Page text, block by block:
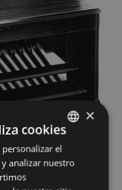
BASQUE
SPANISH
×
cookies
el
analizar nuestro